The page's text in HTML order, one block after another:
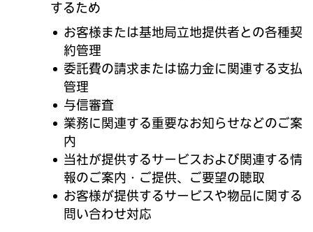
するため
お客様または基地局立地提供者との各種契
約管理
委託費の請求または協力金に関連する支払
管理
与信審査
業務に関連する重要なお知らせなどのご案
内
当社が提供するサービスおよび関連する情
報のご案内・ご提供、ご要望の聴取
お客様が提供するサービスや物品に関する
問い合わせ対応